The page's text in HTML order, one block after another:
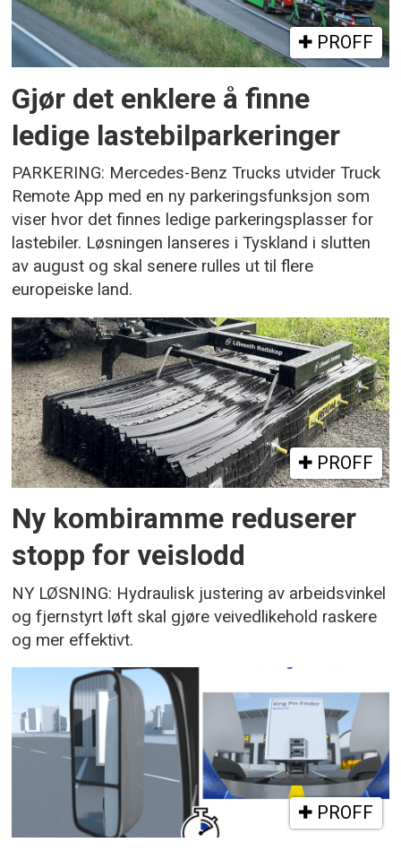
PROFF
Gjør det enklere å finne
ledige lastebilparkeringer
PARKERING: Mercedes-Benz Trucks utvider Truck
Remote App med en ny parkeringsfunksjon som
viser hvor det finnes ledige parkeringsplasser for
lastebiler. Løsningen lanseres i Tyskland i slutten
av august og skal senere rulles ut til flere
europeiske land.
PROFF
Ny kombiramme reduserer
stopp for veislodd
NY LØSNING: Hydraulisk justering av arbeidsvinkel
og fjernstyrt løft skal gjøre veivedlikehold raskere
og mer effektivt.
PROFF